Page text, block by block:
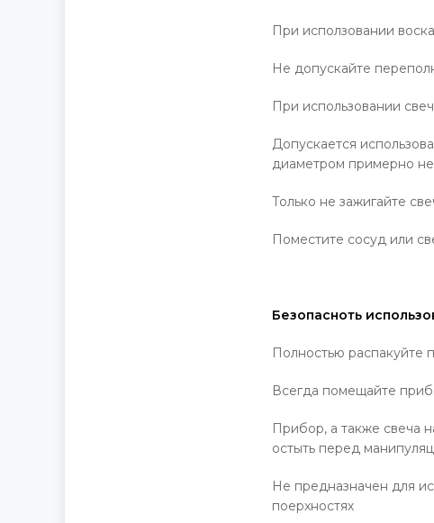
При исползовании
Не допускайте
При использовании
Допускается
диаметром примерно
Только не зажигайте
Поместите сосуд или
Безопасноть
Полностью распакуйте
Всегда помещайте
Прибор, а также свеча
остыть перед
Не предназначен для
поерхностях